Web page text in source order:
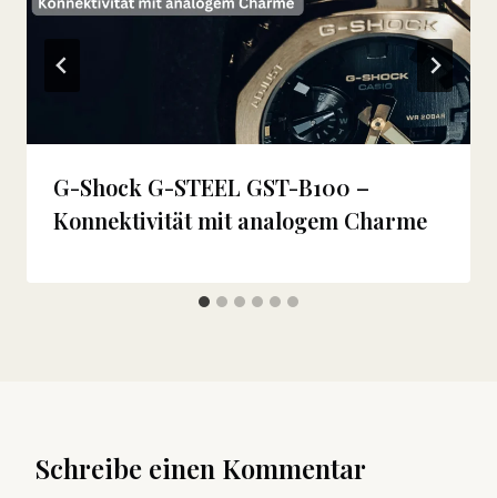
G-Shock G-STEEL GST-B100 –
Konnektivität mit analogem Charme
Schreibe einen Kommentar